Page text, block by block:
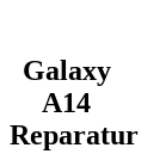
Galaxy
A14
Reparatur